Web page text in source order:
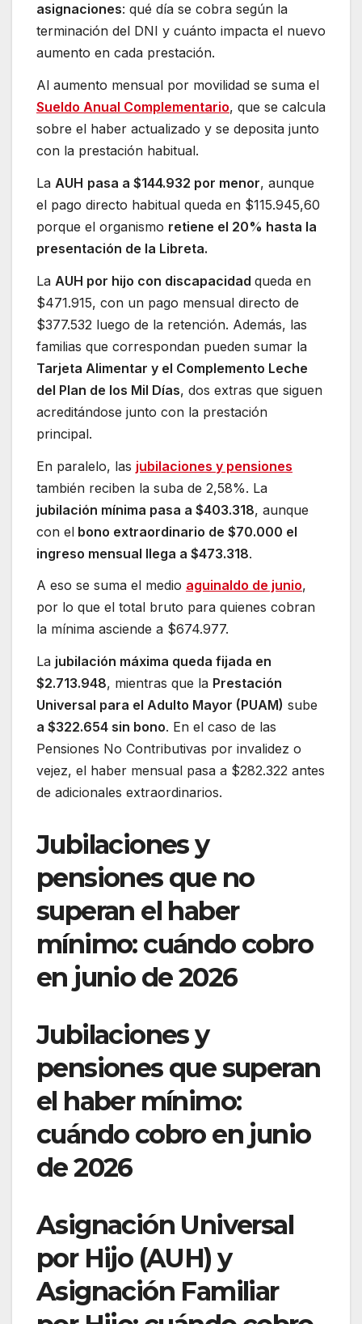
asignaciones: qué día se cobra según la
terminación del DNI y cuánto impacta el nuevo
aumento en cada prestación.
Al aumento mensual por movilidad se suma el
Sueldo Anual Complementario, que se calcula
sobre el haber actualizado y se deposita junto
con la prestación habitual.
La AUH pasa a $144.932 por menor, aunque
el pago directo habitual queda en $115.945,60
porque el organismo retiene el 20% hasta la
presentación de la Libreta.
La AUH por hijo con discapacidad queda en
$471.915, con un pago mensual directo de
$377.532 luego de la retención. Además, las
familias que correspondan pueden sumar la
Tarjeta Alimentar y el Complemento Leche
del Plan de los Mil Días, dos extras que siguen
acreditándose junto con la prestación
principal.
En paralelo, las jubilaciones y pensiones
también reciben la suba de 2,58%. La
jubilación mínima pasa a $403.318, aunque
con el bono extraordinario de $70.000 el
ingreso mensual llega a $473.318.
A eso se suma el medio aguinaldo de junio,
por lo que el total bruto para quienes cobran
la mínima asciende a $674.977.
La jubilación máxima queda fijada en
$2.713.948, mientras que la Prestación
Universal para el Adulto Mayor (PUAM) sube
a $322.654 sin bono. En el caso de las
Pensiones No Contributivas por invalidez o
vejez, el haber mensual pasa a $282.322 antes
de adicionales extraordinarios.
Jubilaciones y
pensiones que no
superan el haber
mínimo: cuándo cobro
en junio de 2026
Jubilaciones y
pensiones que superan
el haber mínimo:
cuándo cobro en junio
de 2026
Asignación Universal
por Hijo (AUH) y
Asignación Familiar